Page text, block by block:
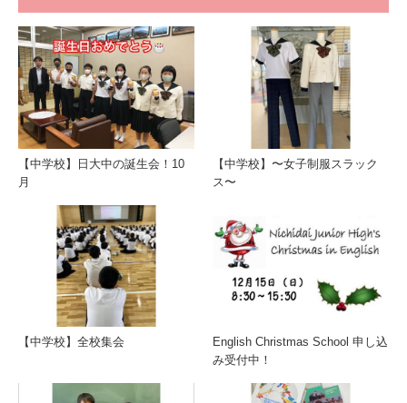
【中学校】日大中の誕生会！10
月
【中学校】〜女子制服スラック
ス〜
【中学校】全校集会
English Christmas School 申し込
み受付中！